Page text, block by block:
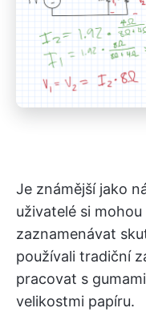
Je známější jako
uživatelé si
zaznamenávat
používali tradiční
pracovat s
velikostmi papíru.